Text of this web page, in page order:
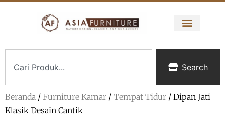
Search
Beranda / Furniture Kamar / Tempat Tidur / Dipan Jati
Klasik Desain Cantik